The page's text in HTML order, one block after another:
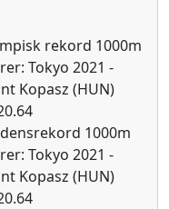
rekord 1000m
Tokyo 2021 -
Kopasz (HUN)
1000m
Tokyo 2021 -
Kopasz (HUN)